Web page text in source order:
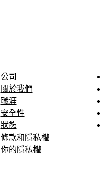
公司
關於我們
職涯
安全性
狀態
條款和隱私權
你的隱私權